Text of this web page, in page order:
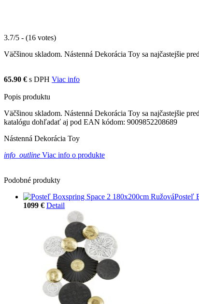
3.7/5 - (16 votes)
Väčšinou skladom. Nástenná Dekorácia Toy sa najčastejšie
65.90 € s DPH Viac info
Popis produktu
Väčšinou skladom. Nástenná Dekorácia Toy sa najčastejšie
katalógu dohľadať aj pod EAN kódom: 9009852208689
Nástenná Dekorácia Toy
info_outline Viac info o produkte
Podobné produkty
Posteľ
1099 € Detail